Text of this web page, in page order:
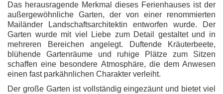
Das herausragende Merkmal dieses Ferienhauses ist der
außergewöhnliche Garten, der von einer renommierten
Mailänder Landschaftsarchitektin entworfen wurde. Der
Garten wurde mit viel Liebe zum Detail gestaltet und in
mehreren Bereichen angelegt. Duftende Kräuterbeete,
blühende Gartenräume und ruhige Plätze zum Sitzen
schaffen eine besondere Atmosphäre, die dem Anwesen
einen fast parkähnlichen Charakter verleiht.
Der große Garten ist vollständig eingezäunt und bietet viel